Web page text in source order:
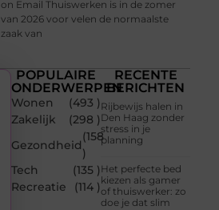
on Email Thuiswerken is in de zomer
van 2026 voor velen de normaalste
zaak van
POPULAIRE
ONDERWERPEN
Wonen
(493 )
Zakelijk
(298 )
Gezondheid
(158
)
Tech
(135 )
Recreatie
(114 )
RECENTE
BERICHTEN
Rijbewijs halen in
Den Haag zonder
stress in je
planning
Het perfecte bed
kiezen als gamer
of thuiswerker: zo
doe je dat slim